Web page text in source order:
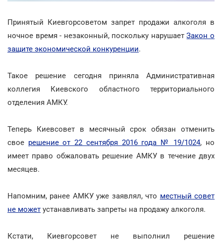
Принятый Киевгорсоветом запрет продажи алкоголя в
ночное время - незаконный, поскольку нарушаетЗакон о
защите экономической конкуренции.
Такое решение сегодня приняла Административная
коллегия Киевского областного территориального
отделения АМКУ.
Теперь Киевсовет в месячный срок обязан отменить
свое решение от 22 сентября 2016 года № 19/1024, но
имеет право обжаловать решение АМКУ в течение двух
месяцев.
Напомним, ранее АМКУ уже заявлял, что местный совет
не может устанавливать запреты на продажу алкоголя.
Кстати, Киевгорсовет не выполнил решение